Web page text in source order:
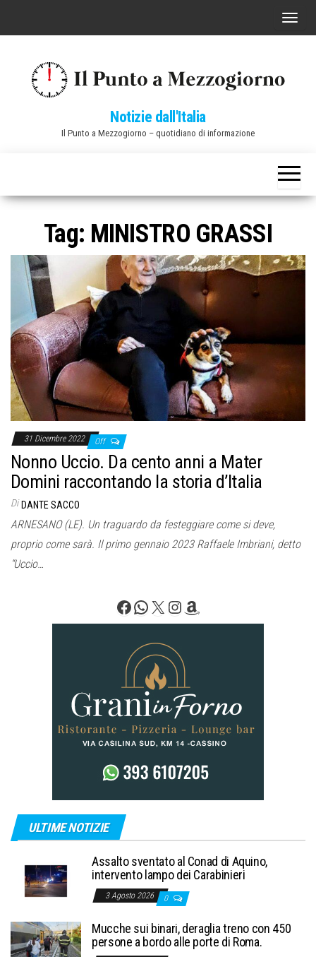
C
a
v
a
Notizie dall'Italia
Il Punto a Mezzogiorno – quotidiano di informazione
Tag: MINISTRO GRASSI
31 Dicembre 2022 Off
Nonno Uccio. Da cento anni a Mater
Domini raccontando la storia d’Italia
Di DANTE SACCO
ARNESANO (LE). Un traguardo da festeggiare come si deve,
proprio come sarà. Il primo gennaio 2023 Raffaele Imbriani, detto
“Uccio…
Facebook
WhatsApp
X Instagram
Amazon
ULTIME NOTIZIE
Assalto sventato al Conad di Aquino,
intervento lampo dei Carabinieri
3 Agosto 2026 0
Mucche sui binari, deraglia treno con 450
persone a bordo alle porte di Roma.